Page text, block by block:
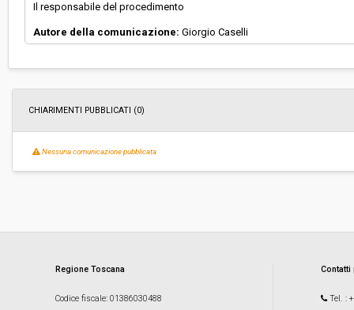
Il responsabile del procedimento
Autore della comunicazione: Giorgio Caselli
CHIARIMENTI PUBBLICATI (0)
Nessuna comunicazione pubblicata
Regione Toscana
Codice fiscale: 01386030488 Tel. :